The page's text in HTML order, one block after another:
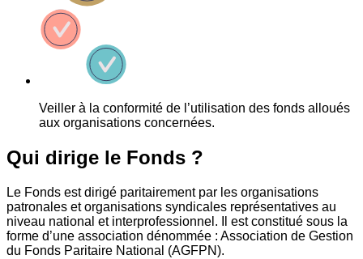
Veiller à la conformité de l’utilisation des fonds alloués
aux organisations concernées.
Qui dirige le Fonds ?
Le Fonds est dirigé paritairement par les organisations
patronales et organisations syndicales représentatives au
niveau national et interprofessionnel. Il est constitué sous la
forme d’une association dénommée : Association de Gestion
du Fonds Paritaire National (AGFPN).